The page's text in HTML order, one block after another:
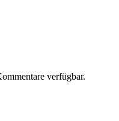
verfügbar.